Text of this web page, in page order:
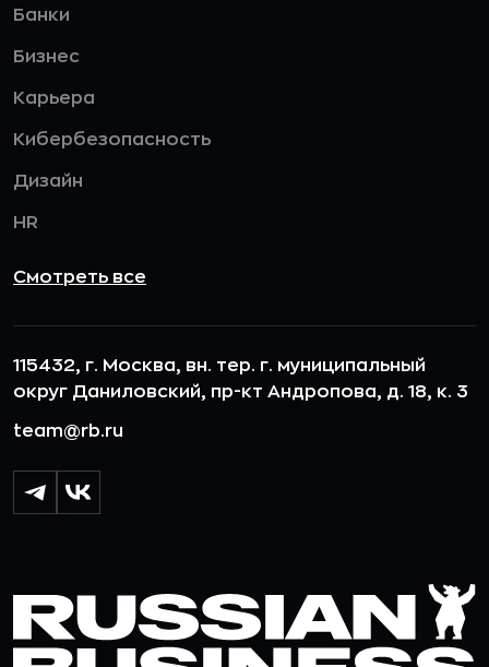
Банки
Бизнес
Карьера
Кибербезопасность
Дизайн
HR
Смотреть все
115432, г. Москва, вн. тер. г. муниципальный
округ Даниловский, пр-кт Андропова, д. 18, к. 3
team@rb.ru